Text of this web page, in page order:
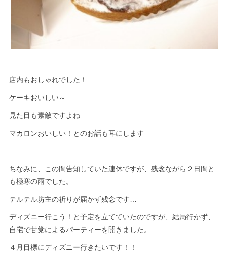
店内もおしゃれでした！
ケーキおいしい～
見た目も素敵ですよね
マカロンおいしい！とのお話も耳にします
ちなみに、この間告知していた連休ですが、残念ながら２日間と
も極寒の雨でした。
テルテル坊主の祈りが届かず残念です…
ディズニー行こう！と予定を立てていたのですが、結局行かず、
自宅で甘党によるパーティーを開きました。
４月目標にディズニー行きたいです！！